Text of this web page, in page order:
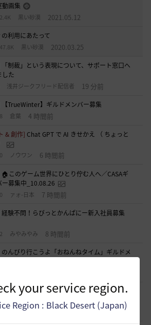
your service region.
Region : Black Desert (Japan)
動画集
黒い砂漠 2021.05.12
利用にあたって
47.8K 黒い砂漠 2020.03.25
「制裁」という表現について、サポート窓口へ
した
浅井ジークフリード配信者 19 分前
【TrueWinter】ギルドメンバー募集
倉葉 4 時間前
& 創作] Chat GPT で AI きせかえ （ ちょっと
ノウワン 6 時間前
🏠このゲーム世界にひとり佇む人へ／CASAギ
ー募集中_10.08.26
ァォ-日本 7 時間前
経験不問！らびっとかんぱにー新入社員募集
みやみやみ 8 時間前
のんびり行こうよ「おねんねタイム」ギルドメ
被害者と処置を受けた方が話し合える場の新設
浅井ジークフリード配信者 9 時間前